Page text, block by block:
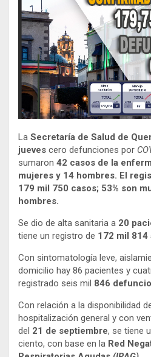
La Secretaría de Salud de
jueves cero defunciones por
sumaron 42 casos de la
mujeres y 14 hombres. El
179 mil 750 casos; 53% son
hombres.
Se dio de alta sanitaria a 20
tiene un registro de 172 mil 814
Con sintomatología leve,
domicilio hay 86 pacientes y
registrado seis mil 846
Con relación a la disponibilidad
hospitalización general y con
del 21 de septiembre, se tiene
ciento, con base en la Red